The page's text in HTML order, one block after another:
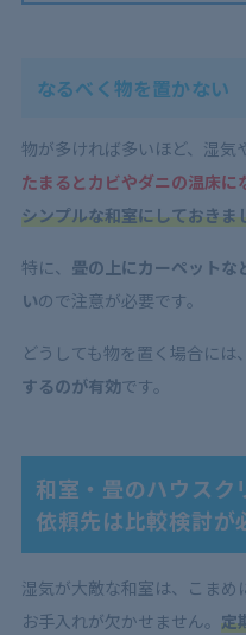
なるべく物を置かない
物が多ければ多いほど、湿気
たまるとカビやダニの温床に
シンプルな和室にしておきま
特に、 畳の上にカーペットな
いので注意が必要です。
どうしても物を置く場合には、
するのが有効です。
和室・畳のハウスク
依頼先は比較検討が
湿気が大敵な和室は、こま
お手入れが欠かせません。 定